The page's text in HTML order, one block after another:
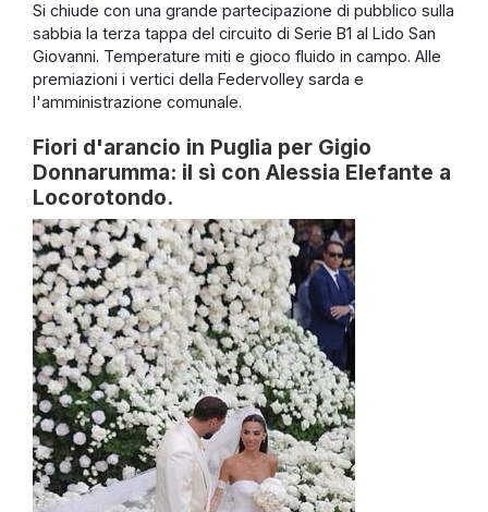
Si chiude con una grande partecipazione di pubblico sulla
sabbia la terza tappa del circuito di Serie B1 al Lido San
Giovanni. Temperature miti e gioco fluido in campo. Alle
premiazioni i vertici della Federvolley sarda e
l'amministrazione comunale.
Fiori d'arancio in Puglia per Gigio
Donnarumma: il sì con Alessia Elefante a
Locorotondo.